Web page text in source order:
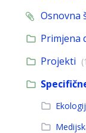
Osnovna
Primjena
Projekti